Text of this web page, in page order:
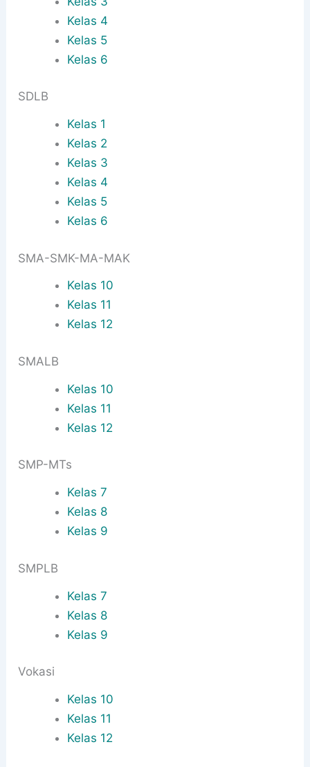
Kelas 4
Kelas 5
Kelas 6
SDLB
Kelas 1
Kelas 2
Kelas 3
Kelas 4
Kelas 5
Kelas 6
SMA-SMK-MA-MAK
Kelas 10
Kelas 11
Kelas 12
SMALB
Kelas 10
Kelas 11
Kelas 12
SMP-MTs
Kelas 7
Kelas 8
Kelas 9
SMPLB
Kelas 7
Kelas 8
Kelas 9
Vokasi
Kelas 10
Kelas 11
Kelas 12